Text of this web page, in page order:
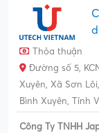
Thỏa thuận
Đường số 5,
Xuyên, Xã Sơn
Bình Xuyên, Tỉnh
Công Ty TNHH